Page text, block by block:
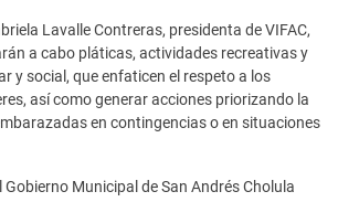
Lavalle Contreras, presidenta de VIFAC,
a cabo pláticas, actividades recreativas y
y social, que enfaticen el respeto a los
así como generar acciones priorizando la
en contingencias o en situaciones
Gobierno Municipal de San Andrés Cholula